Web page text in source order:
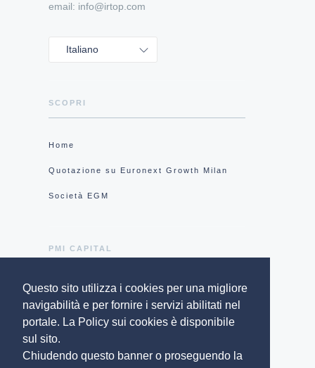
Questo sito utilizza i cookies per una migliore
navigabilità e per fornire i servizi abilitati nel
portale. La Policy sui cookies è disponibile
sul sito.
Chiudendo questo banner o proseguendo la
email: info@irtop.com
Italiano
SCOPRI
Home
Quotazione su Euronext Growth Milan
Società EGM
PMI CAPITAL
Chi siamo
Gruppo IR Top Consulting
Privacy Policy